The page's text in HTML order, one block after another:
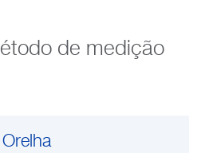
de medição
Orelha